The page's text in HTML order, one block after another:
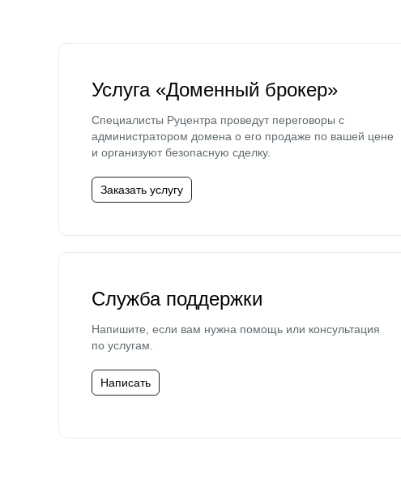
Услуга «Доменный брокер»
Специалисты Руцентра проведут переговоры с
администратором домена о его продаже по вашей цене
и организуют безопасную сделку.
Заказать услугу
Служба поддержки
Напишите, если вам нужна помощь или консультация
по услугам.
Написать